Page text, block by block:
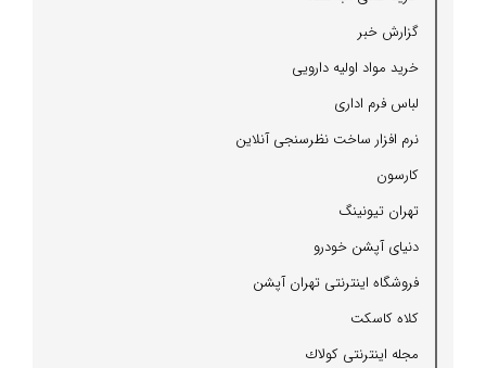
گزارش خبر
خرید مواد اولیه دارویی
لباس فرم اداری
نرم افزار ساخت نظرسنجی آنلاین
كارسون
تهران تیونینگ
دنیای آپشن خودرو
فروشگاه اینترنتی تهران آپشن
كلاه كاسكت
مجله اینترنتی كولاك